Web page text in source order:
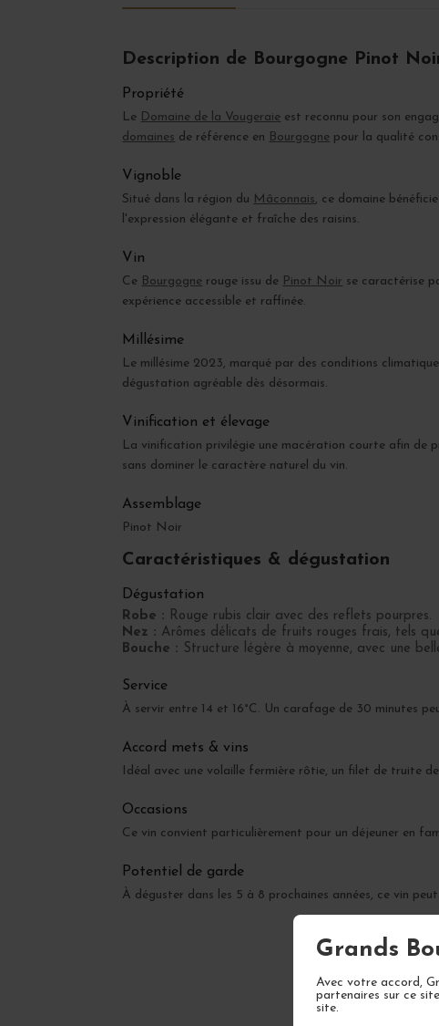
Grands
Avec votre accord,
partenaires sur ce
site.
Description de Bourgogne Pinot
Propriété
Le Domaine de la Vougeraie est reconnu pour son
domaines de référence en Bourgogne pour la qualité
Vignoble
Situé dans la région du Mâconnais, ce domaine
l'expression élégante et fraîche des raisins.
Vin
Ce Bourgogne rouge issu de Pinot Noir se caractérise
expérience accessible et raffinée.
Millésime
Le millésime 2023, marqué par des conditions
dégustation agréable dès désormais.
Vinification et élevage
La vinification privilégie une macération courte afin de
sans dominer le caractère naturel du vin.
Assemblage
Pinot Noir
Caractéristiques & dégustation
Dégustation
Robe : Rouge rubis clair avec des reflets pourpres.
Nez : Arômes délicats de fruits rouges frais, tels
Bouche : Structure légère à moyenne, avec une
Service
À servir entre 14 et 16°C. Un carafage de 30 minutes
Accord mets & vins
Idéal avec une volaille fermière rôtie, un filet de truite
Occasions
Ce vin convient particulièrement pour un déjeuner en
Potentiel de garde
À déguster dans les 5 à 8 prochaines années, ce vin